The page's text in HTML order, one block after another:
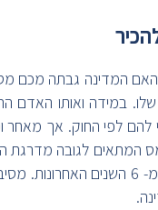
המדינה גבתה מכם
במידה ואותו האדם
להם לפי החוק. אך מאחר
המתאים לגובה מדרגת
חוק התיישנות על החזרי מס, לכן כל אחד יכול להגיש